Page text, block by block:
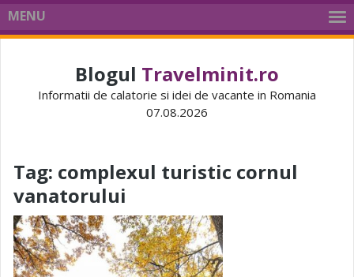
MENU
Blogul Travelminit.ro
Informatii de calatorie si idei de vacante in Romania
07.08.2026
Tag: complexul turistic cornul
vanatorului